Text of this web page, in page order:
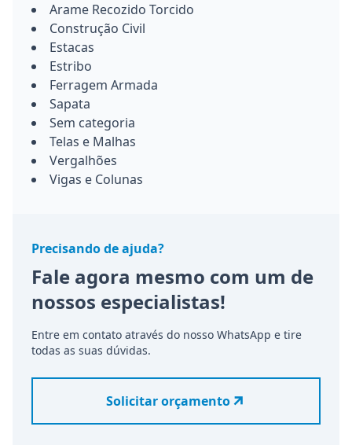
Arame Recozido Torcido
Construção Civil
Estacas
Estribo
Ferragem Armada
Sapata
Sem categoria
Telas e Malhas
Vergalhões
Vigas e Colunas
Precisando de ajuda?
Fale agora mesmo com um de
nossos especialistas!
Entre em contato através do nosso WhatsApp e tire
todas as suas dúvidas.
Solicitar orçamento